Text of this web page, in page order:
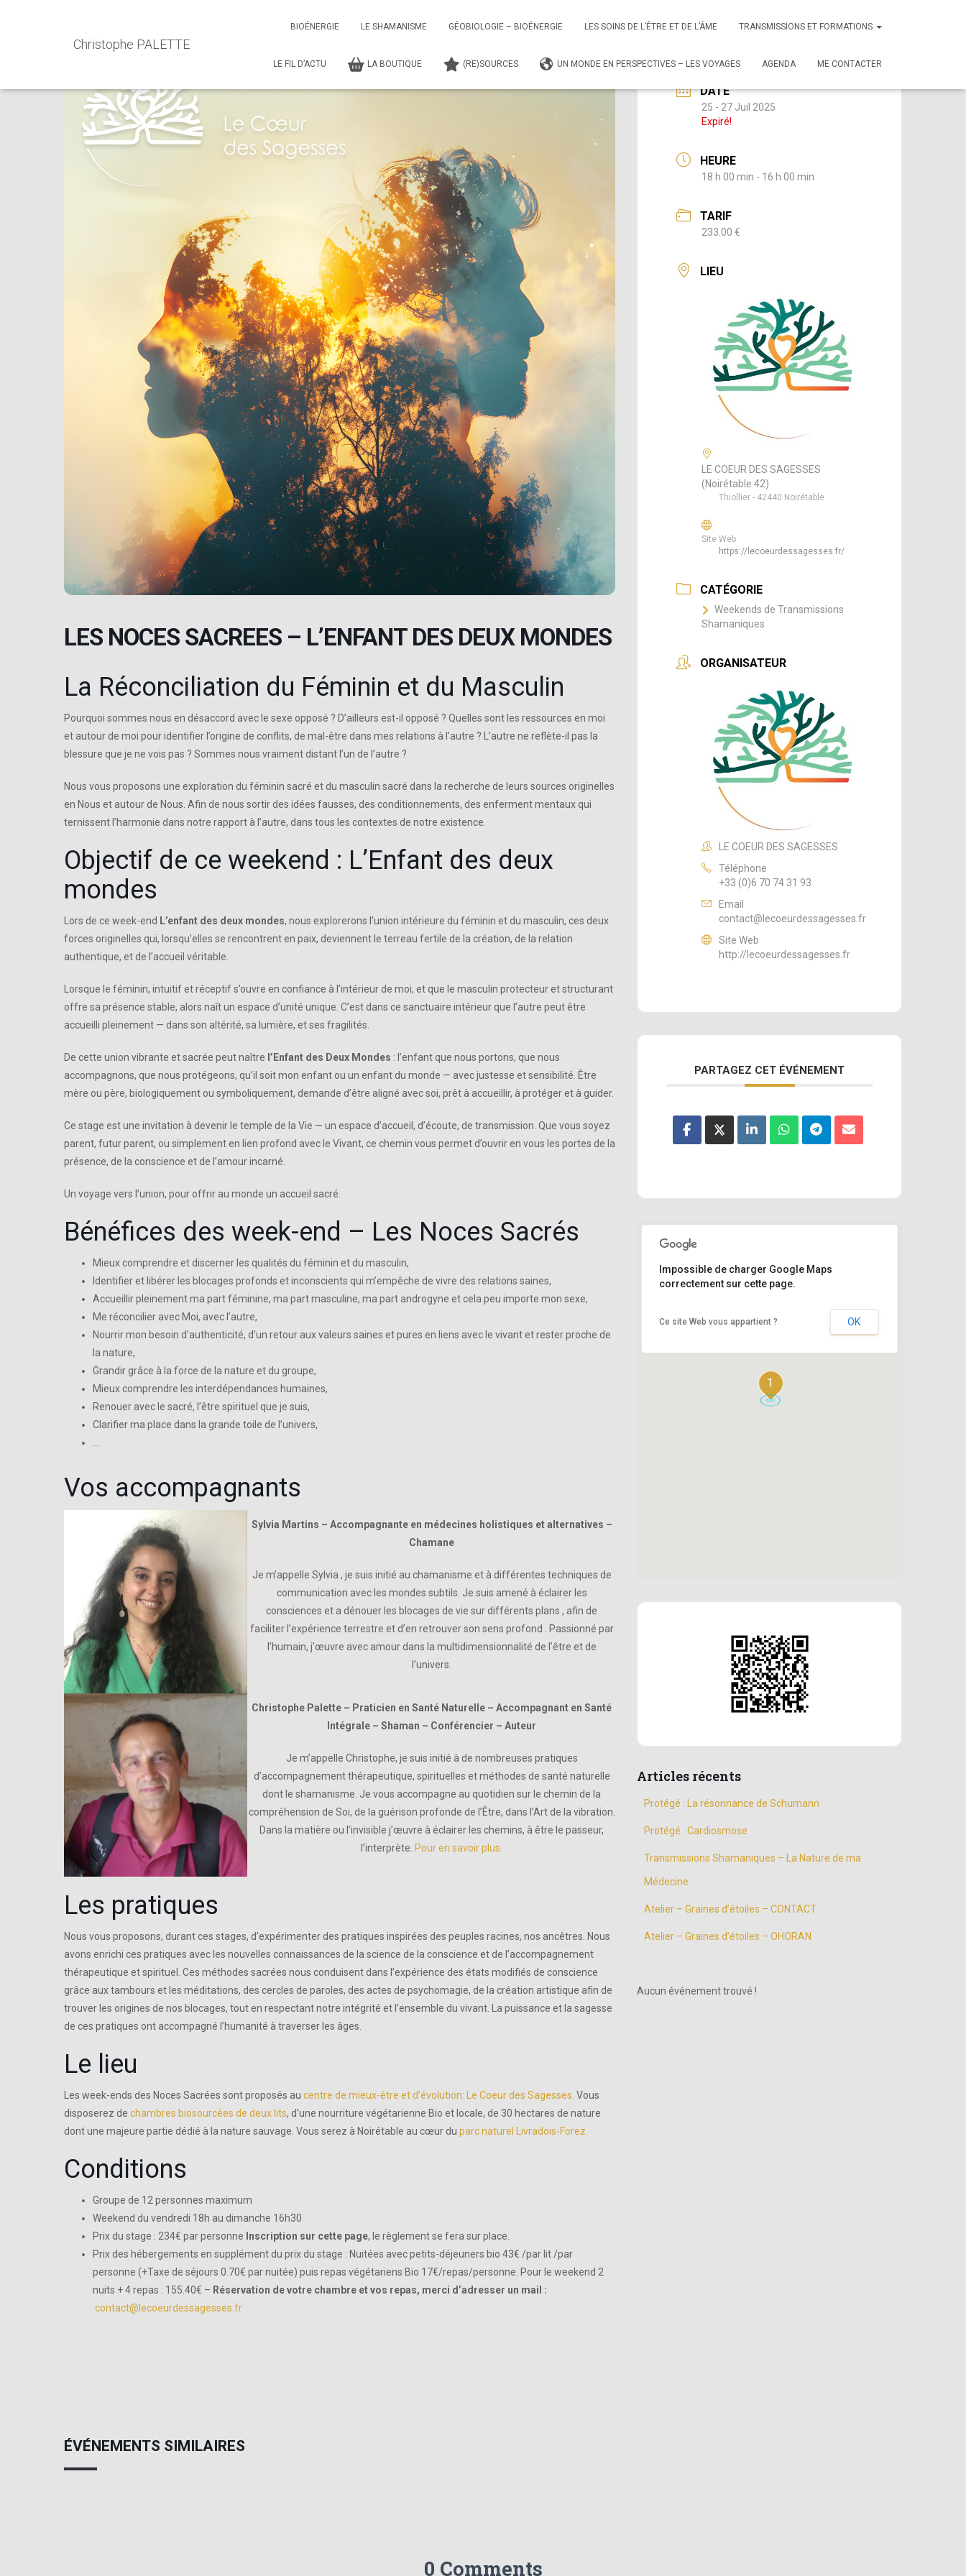
Christophe PALETTE
BIOÉNERGIE LE SHAMANISME GÉOBIOLOGIE – BIOÉNERGIE LES SOINS DE L’ÊTRE ET DE L’ÂME TRANSMISSIONS ET FORMATIONS
LE FIL D’ACTU LA BOUTIQUE (RE)SOURCES UN MONDE EN PERSPECTIVES – LES VOYAGES AGENDA ME CONTACTER
LES NOCES SACREES – L’ENFANT DES DEUX MONDES
La Réconciliation du Féminin et du Masculin
Pourquoi sommes nous en désaccord avec le sexe opposé ? D’ailleurs est-il opposé ? Quelles sont les ressources en moi
et autour de moi pour identifier l’origine de conflits, de mal-être dans mes relations à l’autre ? L’autre ne reflète-il pas la
blessure que je ne vois pas ? Sommes nous vraiment distant l’un de l’autre ?
Nous vous proposons une exploration du féminin sacré et du masculin sacré dans la recherche de leurs sources originelles
en Nous et autour de Nous. Afin de nous sortir des idées fausses, des conditionnements, des enferment mentaux qui
ternissent l’harmonie dans notre rapport à l’autre, dans tous les contextes de notre existence.
Objectif de ce weekend : L’Enfant des deux
mondes
Lors de ce week-end L’enfant des deux mondes, nous explorerons l’union intérieure du féminin et du masculin, ces deux
forces originelles qui, lorsqu’elles se rencontrent en paix, deviennent le terreau fertile de la création, de la relation
authentique, et de l’accueil véritable.
Lorsque le féminin, intuitif et réceptif s’ouvre en confiance à l’intérieur de moi, et que le masculin protecteur et structurant
offre sa présence stable, alors naît un espace d’unité unique. C’est dans ce sanctuaire intérieur que l’autre peut être
accueilli pleinement — dans son altérité, sa lumière, et ses fragilités.
De cette union vibrante et sacrée peut naître l’Enfant des Deux Mondes : l’enfant que nous portons, que nous
accompagnons, que nous protégeons, qu’il soit mon enfant ou un enfant du monde — avec justesse et sensibilité. Être
mère ou père, biologiquement ou symboliquement, demande d’être aligné avec soi, prêt à accueillir, à protéger et à guider.
Ce stage est une invitation à devenir le temple de la Vie — un espace d’accueil, d’écoute, de transmission. Que vous soyez
parent, futur parent, ou simplement en lien profond avec le Vivant, ce chemin vous permet d’ouvrir en vous les portes de la
présence, de la conscience et de l’amour incarné.
Un voyage vers l’union, pour offrir au monde un accueil sacré.
Bénéfices des week-end – Les Noces Sacrés
Mieux comprendre et discerner les qualités du féminin et du masculin,
Identifier et libérer les blocages profonds et inconscients qui m’empêche de vivre des relations saines,
Accueillir pleinement ma part féminine, ma part masculine, ma part androgyne et cela peu importe mon sexe,
Me réconcilier avec Moi, avec l’autre,
Nourrir mon besoin d’authenticité, d’un retour aux valeurs saines et pures en liens avec le vivant et rester proche de
la nature,
Grandir grâce à la force de la nature et du groupe,
Mieux comprendre les interdépendances humaines,
Renouer avec le sacré, l’être spirituel que je suis,
Clarifier ma place dans la grande toile de l’univers,
…
Vos accompagnants
Sylvia Martins – Accompagnante en médecines holistiques et alternatives –
Chamane
Je m’appelle Sylvia , je suis initié au chamanisme et à différentes techniques de
communication avec les mondes subtils. Je suis amené à éclairer les
consciences et a dénouer les blocages de vie sur différents plans , afin de
faciliter l’expérience terrestre et d’en retrouver son sens profond . Passionné par
l’humain, j’œuvre avec amour dans la multidimensionnalité de l’être et de
l’univers.
Christophe Palette – Praticien en Santé Naturelle – Accompagnant en Santé
Intégrale – Shaman – Conférencier – Auteur
Je m’appelle Christophe, je suis initié à de nombreuses pratiques
d’accompagnement thérapeutique, spirituelles et méthodes de santé naturelle
dont le shamanisme. Je vous accompagne au quotidien sur le chemin de la
compréhension de Soi, de la guérison profonde de l’Être, dans l’Art de la vibration.
Dans la matière ou l’invisible j’œuvre à éclairer les chemins, à être le passeur,
l’interprète. Pour en savoir plus.
Les pratiques
Nous vous proposons, durant ces stages, d’expérimenter des pratiques inspirées des peuples racines, nos ancêtres. Nous
avons enrichi ces pratiques avec les nouvelles connaissances de la science de la conscience et de l’accompagnement
thérapeutique et spirituel. Ces méthodes sacrées nous conduisent dans l’expérience des états modifiés de conscience
grâce aux tambours et les méditations, des cercles de paroles, des actes de psychomagie, de la création artistique afin de
trouver les origines de nos blocages, tout en respectant notre intégrité et l’ensemble du vivant. La puissance et la sagesse
de ces pratiques ont accompagné l’humanité à traverser les âges.
Le lieu
Les week-ends des Noces Sacrées sont proposés au centre de mieux-être et d’évolution: Le Coeur des Sagesses. Vous
disposerez de chambres biosourcées de deux lits, d’une nourriture végétarienne Bio et locale, de 30 hectares de nature
dont une majeure partie dédié à la nature sauvage. Vous serez à Noirétable au cœur du parc naturel Livradois-Forez.
Conditions
Groupe de 12 personnes maximum
Weekend du vendredi 18h au dimanche 16h30
Prix du stage : 234€ par personne Inscription sur cette page, le règlement se fera sur place.
Prix des hébergements en supplément du prix du stage : Nuitées avec petits-déjeuners bio 43€ /par lit /par
personne (+Taxe de séjours 0.70€ par nuitée) puis repas végétariens Bio 17€/repas/personne. Pour le weekend 2
nuits + 4 repas : 155.40€ – Réservation de votre chambre et vos repas, merci d’adresser un mail :
contact@lecoeurdessagesses.fr
DATE
25 - 27 Juil 2025
Expiré!
HEURE
18 h 00 min - 16 h 00 min
TARIF
233.00 €
LIEU
LE COEUR DES SAGESSES
(Noirétable 42)
Thiollier - 42440 Noirétable
Site Web
https://lecoeurdessagesses.fr/
CATÉGORIE
Weekends de Transmissions
Shamaniques
ORGANISATEUR
LE COEUR DES SAGESSES
Téléphone
+33 (0)6 70 74 31 93
Email
contact@lecoeurdessagesses.fr
Site Web
http://lecoeurdessagesses.fr
PARTAGEZ CET ÉVÉNEMENT
1
Impossible de charger Google Maps
correctement sur cette page.
Ce site Web vous appartient ? OK
Articles récents
Protégé : La résonnance de Schumann
Protégé : Cardiosmose
Transmissions Shamaniques – La Nature de ma
Médecine
Atelier – Graines d’étoiles – CONTACT
Atelier – Graines d’étoiles – OHORAN
Aucun événement trouvé !
ÉVÉNEMENTS SIMILAIRES
0 Comments